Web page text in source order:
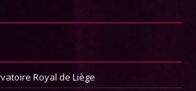
Royal de Liège